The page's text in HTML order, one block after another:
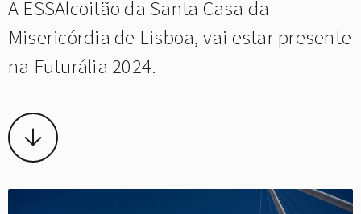
A ESSAlcoitão da Santa Casa da
Misericórdia de Lisboa, vai estar presente
na Futurália 2024.